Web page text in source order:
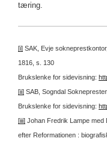
tæring.
[i] SAK, Evje
1816, s. 130
Brukslenke for sidevisning:
[ii] SAB, Sogndal
Brukslenke for sidevisning:
[iii] Johan Fredrik Lampe
efter Reformationen :